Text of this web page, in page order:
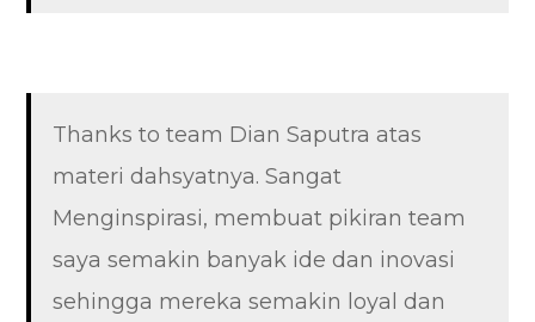
Thanks to team Dian Saputra atas
materi dahsyatnya. Sangat
Menginspirasi, membuat pikiran team
saya semakin banyak ide dan inovasi
sehingga mereka semakin loyal dan